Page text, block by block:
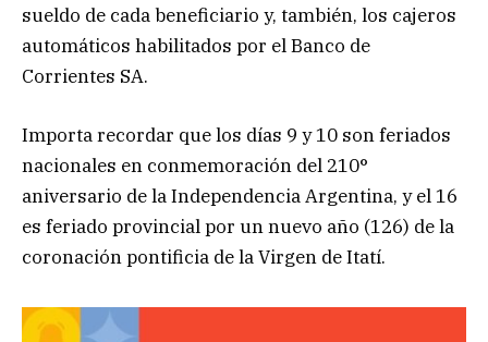
sueldo de cada beneficiario y, también, los cajeros
automáticos habilitados por el Banco de
Corrientes SA.
Importa recordar que los días 9 y 10 son feriados
nacionales en conmemoración del 210°
aniversario de la Independencia Argentina, y el 16
es feriado provincial por un nuevo año (126) de la
coronación pontificia de la Virgen de Itatí.